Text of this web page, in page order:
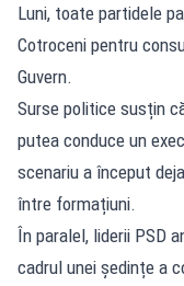
Luni, toate partidele
Cotroceni pentru
Guvern.
Surse politice susțin
putea conduce un
scenariu a început
între formațiuni.
În paralel, liderii PSD
cadrul unei ședințe a